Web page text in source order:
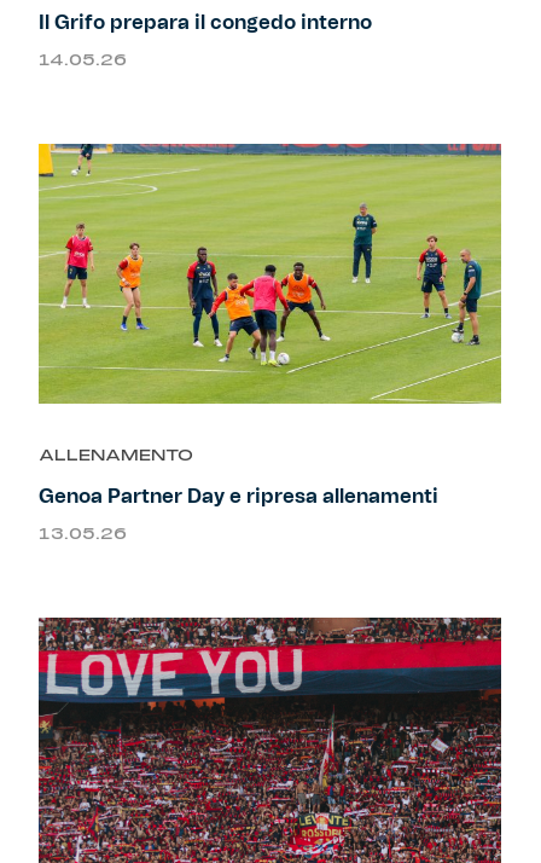
Il Grifo prepara il congedo interno
14.05.26
ALLENAMENTO
Genoa Partner Day e ripresa allenamenti
13.05.26